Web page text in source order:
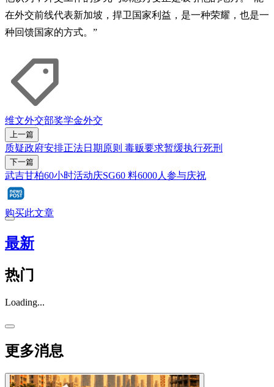
在外交前线代表新加坡，捍卫国家利益，是一种荣耀，也是一
种回馈国家的方式。”
维文外交部奖学金外交
上一篇
质疑政府安排正法日期原则 毒贩要求暂缓执行死刑
下一篇
武吉甘柏60小时活动庆SG60 料6000人参与庆祝
购买此文章
最新
热门
Loading...
更多消息